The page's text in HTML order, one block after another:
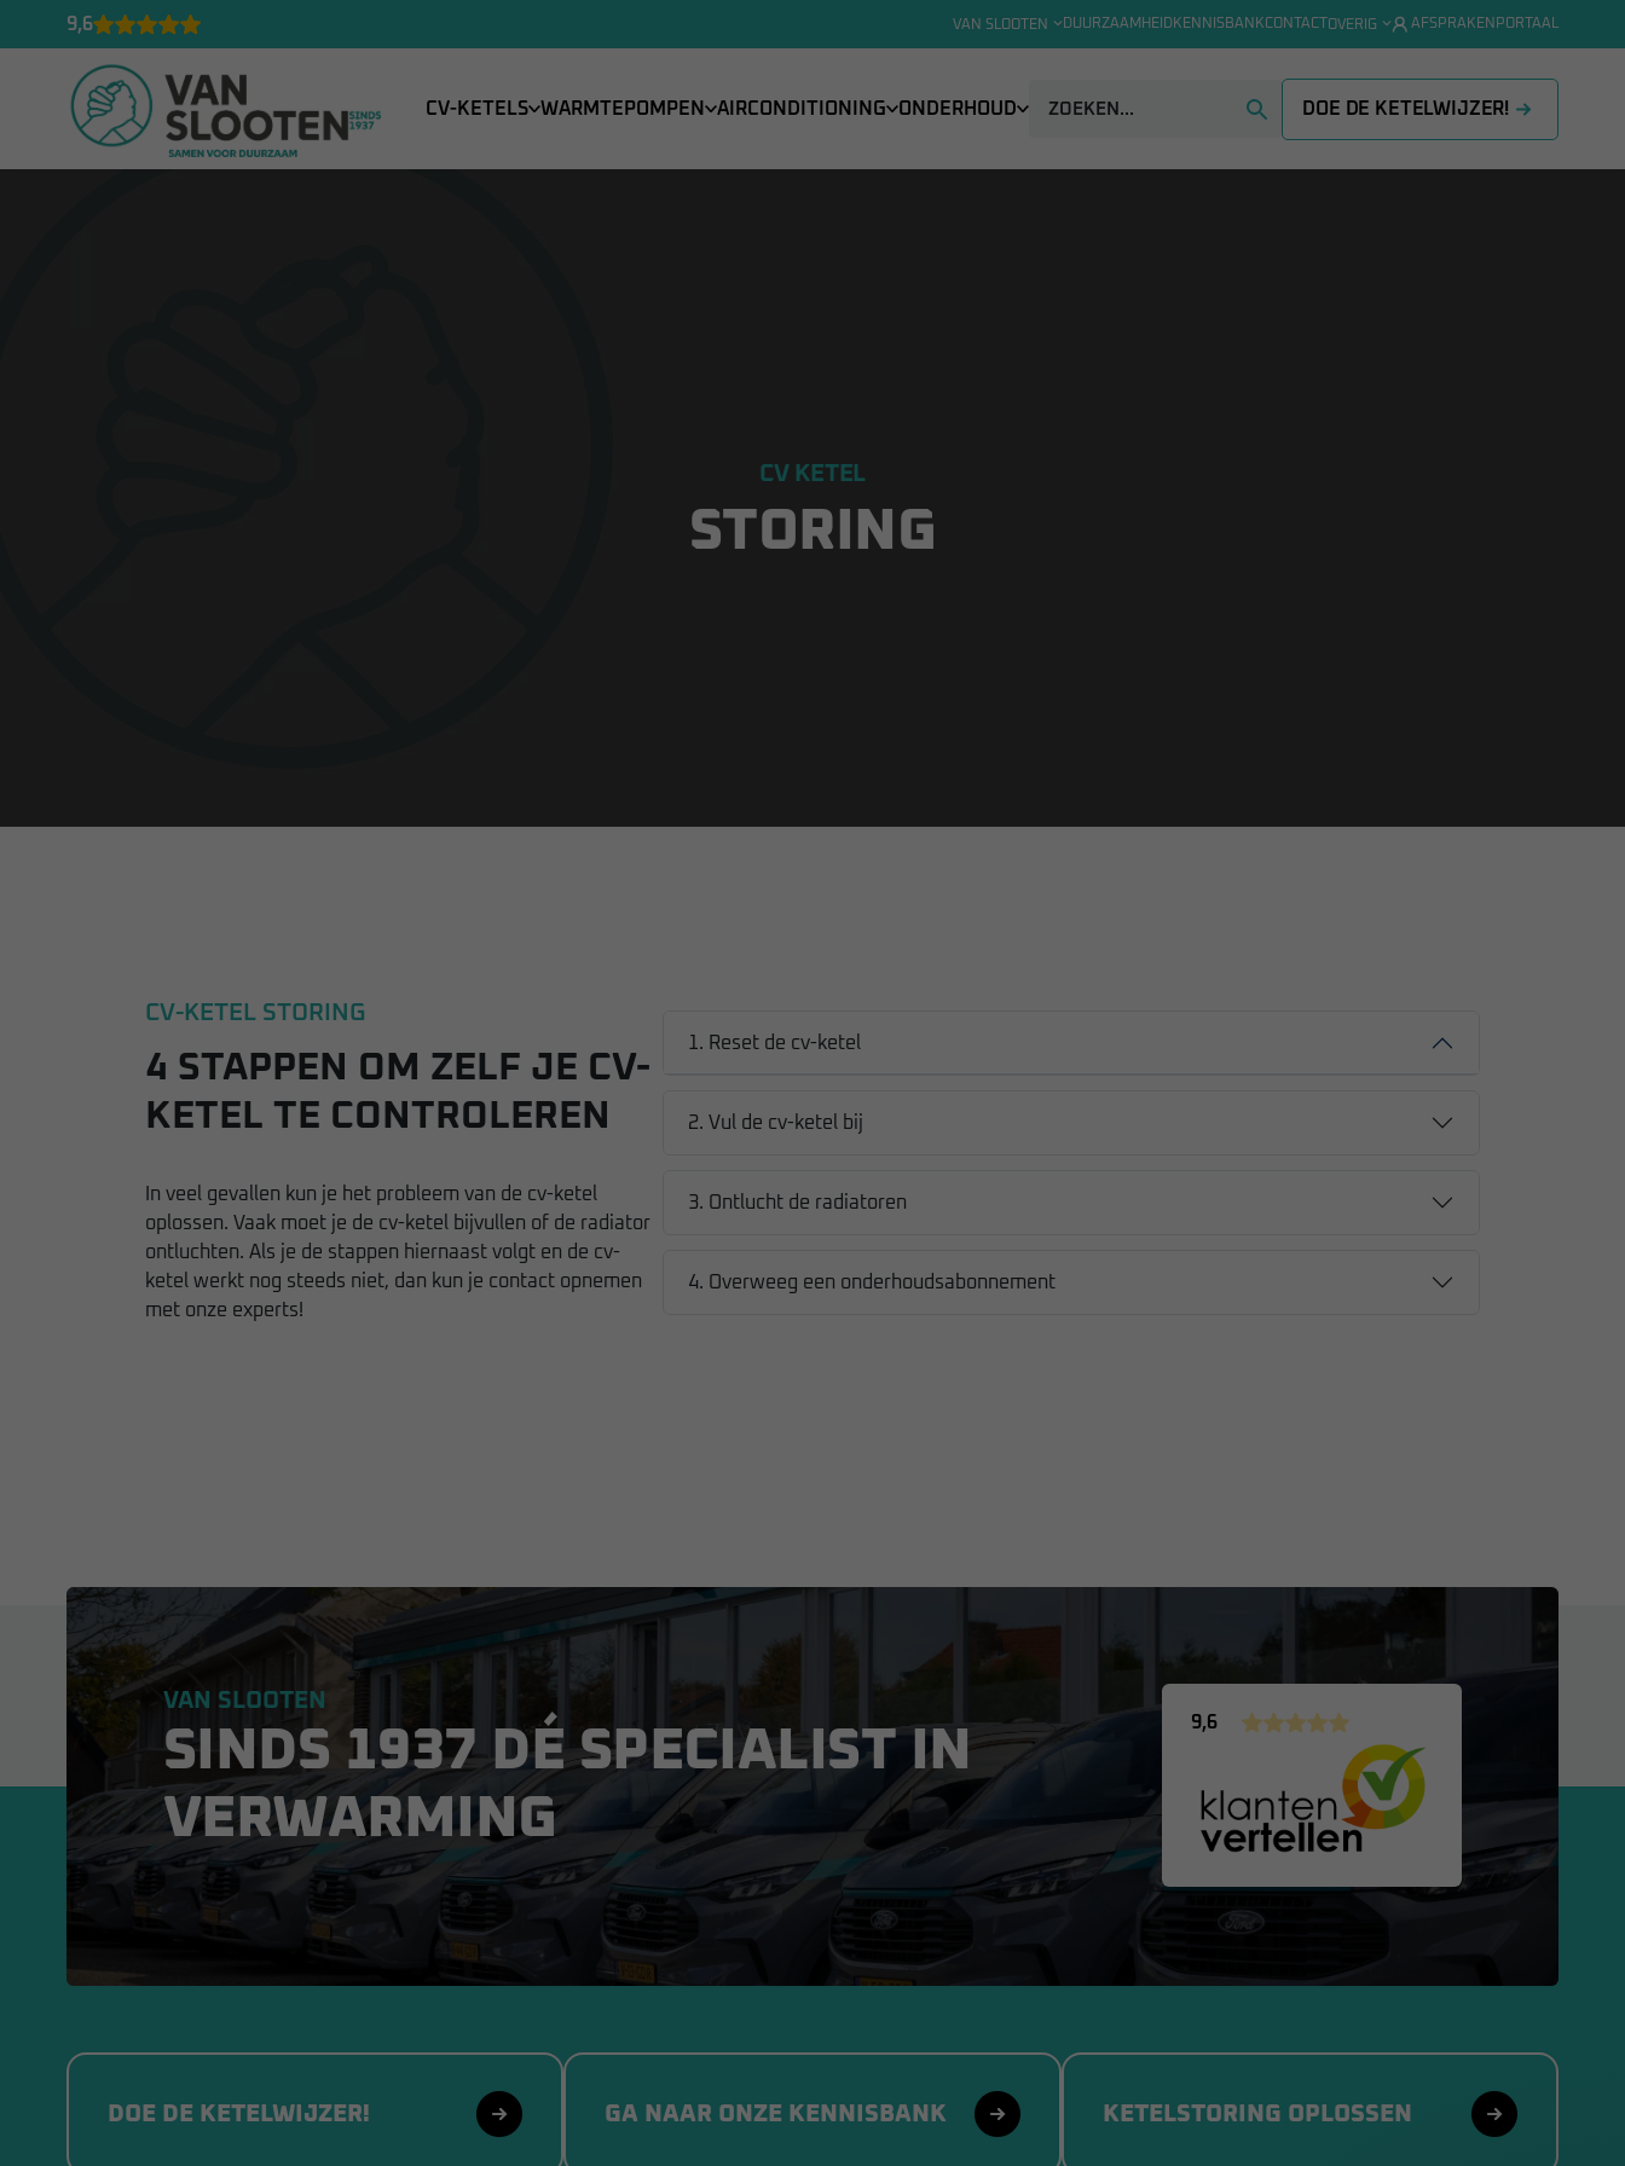
9,6 VAN SLOOTEN DUURZAAMHEIDKENNISBANKCONTACT OVERIG AFSPRAKENPORTAAL
CV-KETELS WARMTEPOMPEN AIRCONDITIONING ONDERHOUD DOE DE KETELWIJZER!
CV KETEL
STORING
CV-KETEL STORING
4 STAPPEN OM ZELF JE CV-
KETEL TE CONTROLEREN
In veel gevallen kun je het probleem van de cv-ketel
oplossen. Vaak moet je de cv-ketel bijvullen of de radiator
ontluchten. Als je de stappen hiernaast volgt en de cv-
ketel werkt nog steeds niet, dan kun je contact opnemen
met onze experts!
1. Reset de cv-ketel
2. Vul de cv-ketel bij
3. Ontlucht de radiatoren
4. Overweeg een onderhoudsabonnement
VAN SLOOTEN
SINDS 1937 DÉ SPECIALIST IN
VERWARMING
9,6
DOE DE KETELWIJZER! GA NAAR ONZE KENNISBANK KETELSTORING OPLOSSEN